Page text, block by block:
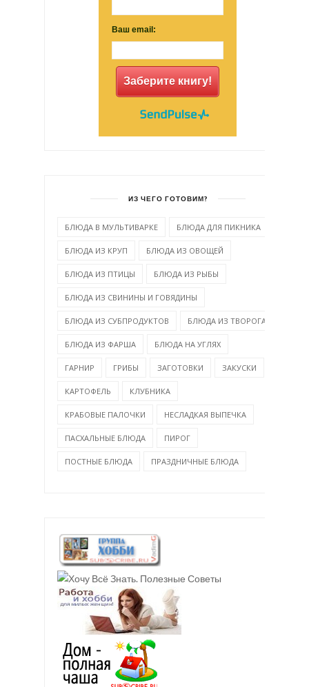
Ваш email:
Заберите книгу!
ИЗ ЧЕГО ГОТОВИМ?
БЛЮДА В МУЛЬТИВАРКЕ БЛЮДА ДЛЯ ПИКНИКА
БЛЮДА ИЗ КРУП БЛЮДА ИЗ ОВОЩЕЙ
БЛЮДА ИЗ ПТИЦЫ БЛЮДА ИЗ РЫБЫ
БЛЮДА ИЗ СВИНИНЫ И ГОВЯДИНЫ
БЛЮДА ИЗ СУБПРОДУКТОВ БЛЮДА ИЗ ТВОРОГА
БЛЮДА ИЗ ФАРША БЛЮДА НА УГЛЯХ
ГАРНИР ГРИБЫ ЗАГОТОВКИ ЗАКУСКИ
КАРТОФЕЛЬ КЛУБНИКА
КРАБОВЫЕ ПАЛОЧКИ НЕСЛАДКАЯ ВЫПЕЧКА
ПАСХАЛЬНЫЕ БЛЮДА ПИРОГ
ПОСТНЫЕ БЛЮДА ПРАЗДНИЧНЫЕ БЛЮДА